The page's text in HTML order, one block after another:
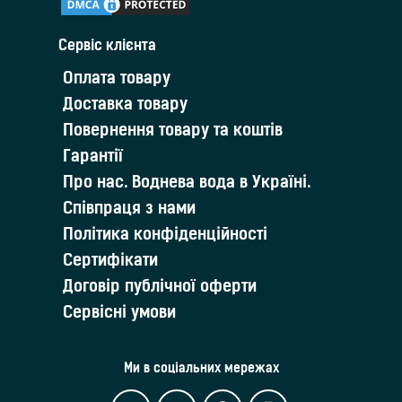
Cервіс клієнта
Оплата товару
Доставка товару
Повернення товару та коштів
Гарантії
Про нас. Воднева вода в Україні.
Співпраця з нами
Політика конфіденційності
Сертифікати
Договір публічної оферти
Сервісні умови
Ми в соціальних мережах